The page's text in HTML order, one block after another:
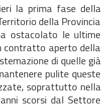
la prima fase della
della Provincia
ostacolato le ultime
contratto aperto della
di quelle già
pulite queste
soprattutto nella
scorsi dal Settore